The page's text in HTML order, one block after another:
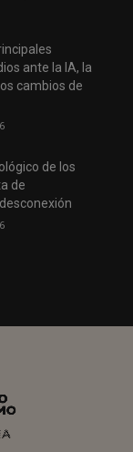
ante la IA, la
cambios de
de los
de